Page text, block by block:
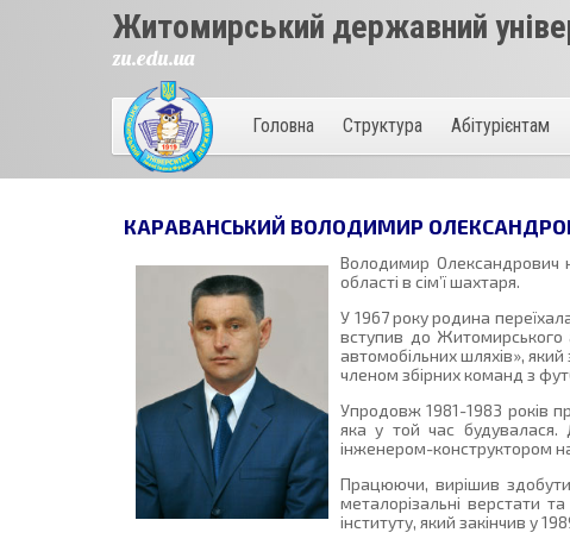
Житомирський державний
zu.edu.ua
Головна Структура Абітурієнтам
КАРАВАНСЬКИЙ ВОЛОДИМИР
Володимир Олександрович
області в сім’ї шахтаря.
У 1967 року родина
вступив до Житомирського
автомобільних шляхів», який
членом збірних команд з
Упродовж 1981-1983 років
яка у той час будувалася.
інженером-конструктором
Працюючи, вирішив здобути
металорізальні верстати та
інституту, який закінчив у